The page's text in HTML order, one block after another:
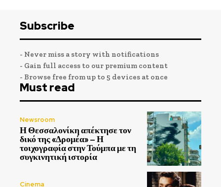
Subscribe
- Never miss a story with notifications
- Gain full access to our premium content
- Browse free from up to 5 devices at once
Must read
Newsroom
Η Θεσσαλονίκη απέκτησε τον
δικό της «Δρομέα» – Η
τοιχογραφία στην Τούμπα με τη
συγκινητική ιστορία
Cinema